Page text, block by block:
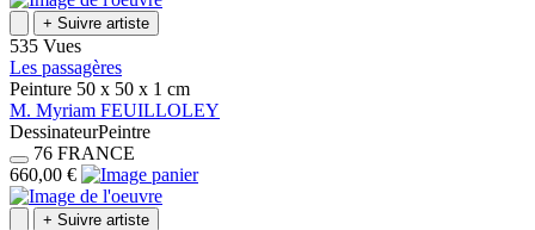
+ Suivre artiste
535 Vues
Les passagères
Peinture 50 x 50 x 1 cm
M. Myriam FEUILLOLEY
DessinateurPeintre
76 FRANCE
660,00 €
+ Suivre artiste